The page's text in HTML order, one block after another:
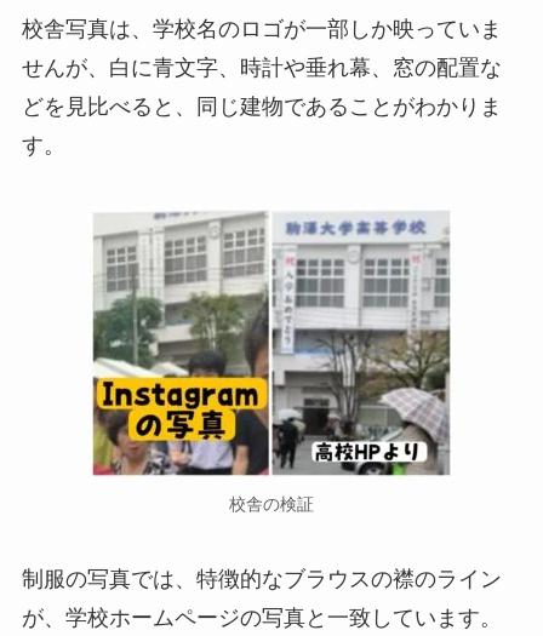
校舎写真は、学校名のロゴが一部しか映っていま
せんが、白に青文字、時計や垂れ幕、窓の配置な
どを見比べると、同じ建物であることがわかりま
す。
校舎の検証
制服の写真では、特徴的なブラウスの襟のライン
が、学校ホームページの写真と一致しています。